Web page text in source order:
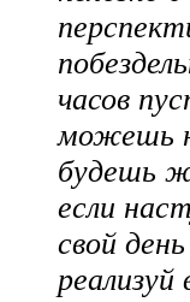
часов
можешь
будешь
если
свой